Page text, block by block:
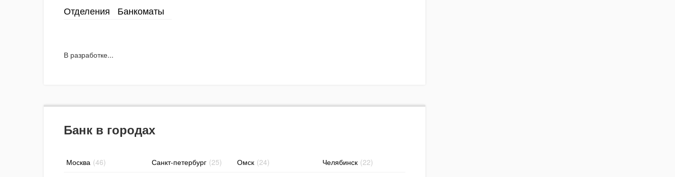
Отделения Банкоматы
В разработке...
Банк в городах
Москва (46) Санкт-петербург (25) Омск (24) Челябинск (22)